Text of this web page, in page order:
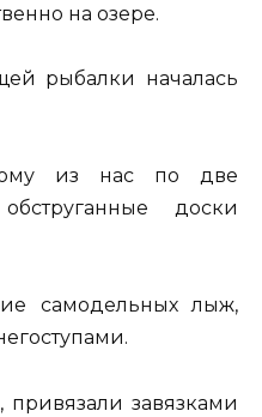
на озере.
рыбалки началась
из нас по две
доски
самодельных лыж,
завязками